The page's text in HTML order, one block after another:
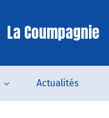
La Coumpagnie
Actualités